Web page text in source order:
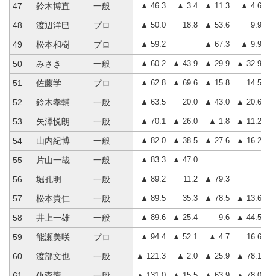
47 鈴木博直 一般 ▲ 46.3 ▲ 3.4 ▲ 11.3 ▲ 4.6
48 渡辺洋巳 プロ ▲ 50.0 18.8 ▲ 53.6 9.9
49 松本和樹 プロ ▲ 59.2 ▲ 67.3 ▲ 9.9
50 みさき 一般 ▲ 60.2 ▲ 43.9 ▲ 29.9 ▲ 32.9
51 佐藤学 プロ ▲ 62.8 ▲ 69.6 ▲ 15.8 14.5
52 鈴木孝輔 一般 ▲ 63.5 20.0 ▲ 43.0 ▲ 20.6
53 矢澤悦朗 一般 ▲ 70.1 ▲ 26.0 ▲ 1.8 ▲ 11.2
54 山内紀博 一般 ▲ 82.0 ▲ 38.5 ▲ 27.6 ▲ 16.2
55 片山一哉 一般 ▲ 83.3 ▲ 47.0
56 堀孔明 一般 ▲ 89.2 11.2 ▲ 79.3
57 松本貴仁 一般 ▲ 89.5 35.3 ▲ 78.5 ▲ 13.6
58 井上一雄 一般 ▲ 89.6 ▲ 25.4 9.6 ▲ 44.5
59 能瀬美咲 プロ ▲ 94.4 ▲ 52.1 ▲ 4.7 16.6
60 渡部文也 一般 ▲ 121.3 ▲ 2.0 ▲ 25.9 ▲ 78.1